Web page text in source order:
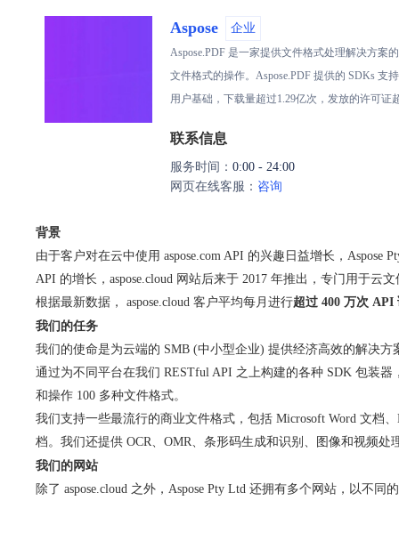
Aspose 企业
Aspose.PDF 是一家提供文件格式处理解决方案
文件格式的操作。Aspose.PDF 提供的 SDKs 支
用户基础，下载量超过1.29亿次，发放的许可证
联系信息
服务时间：0:00 - 24:00
网页在线客服： 咨询
背景
由于客户对在云中使用 aspose.com API 的兴趣日益增长，Aspose
API 的增长，aspose.cloud 网站后来于 2017 年推出，专门用于云
根据最新数据， aspose.cloud 客户平均每月进行超过 400 万次 API
我们的任务
我们的使命是为云端的 SMB (中小型企业) 提供经济高效的解决
通过为不同平台在我们 RESTful API 之上构建的各种 SDK 包装器
和操作 100 多种文件格式。
我们支持一些最流行的商业文件格式，包括 Microsoft Word 文档
档。我们还提供 OCR、OMR、条形码生成和识别、图像和视频处
我们的网站
除了 aspose.cloud 之外，Aspose Pty Ltd 还拥有多个网站，以不